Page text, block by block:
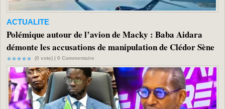
ACTUALITE
Polémique autour de l’avion de Macky : Baba Aidara
démonte les accusations de manipulation de Clédor Sène
(0 vote) | 0 Commentaire